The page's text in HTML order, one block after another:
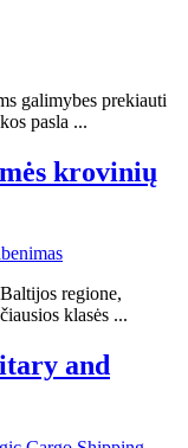
galimybes prekiauti
pasla ...
krovinių
regione,
klasės ...
and